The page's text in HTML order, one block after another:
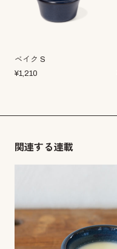
ベイク S
¥1,210
関連する連載